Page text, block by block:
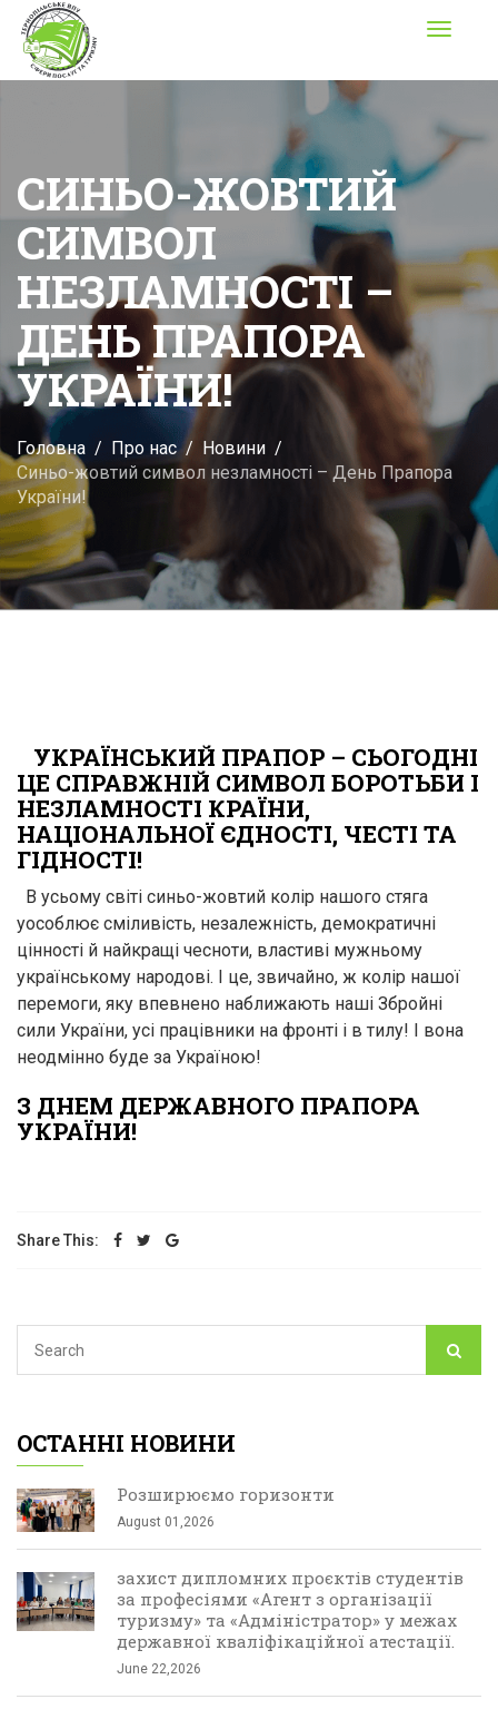
Toggle
СИНЬО-ЖОВТИЙ
СИМВОЛ
НЕЗЛАМНОСТІ –
ДЕНЬ ПРАПОРА
УКРАЇНИ!
Головна Про нас
Новини
Синьо-жовтий символ незламності – День Прапора
України!
УКРАЇНСЬКИЙ ПРАПОР – СЬОГОДНІ
ЦЕ СПРАВЖНІЙ СИМВОЛ БОРОТЬБИ І
НЕЗЛАМНОСТІ КРАЇНИ,
НАЦІОНАЛЬНОЇ ЄДНОСТІ, ЧЕСТІ ТА
ГІДНОСТІ!
В усьому світі синьо-жовтий колір нашого стяга
уособлює сміливість, незалежність, демократичні
цінності й найкращі чесноти, властиві мужньому
українському народові. І це, звичайно, ж колір нашої
перемоги, яку впевнено наближають наші Збройні
сили України, усі працівники на фронті і в тилу! І вона
неодмінно буде за Україною!
З ДНЕМ ДЕРЖАВНОГО ПРАПОРА
УКРАЇНИ!
Share This:
ОСТАННІ НОВИНИ
Розширюємо горизонти
August 01,2026
захист дипломних проєктів студентів
за професіями «Агент з організації
туризму» та «Адміністратор» у межах
державної кваліфікаційної атестації.
June 22,2026